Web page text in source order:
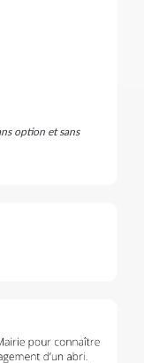
option et sans